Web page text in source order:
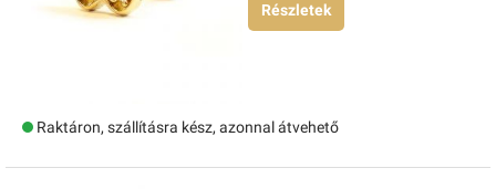
Részletek
Raktáron, szállításra kész, azonnal átvehető